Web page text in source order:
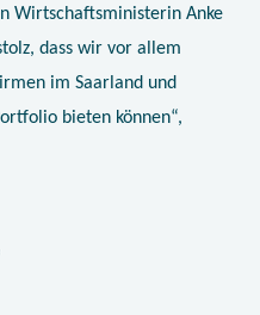
Wirtschaftsministerin Anke
dass wir vor allem
im Saarland und
bieten können“,